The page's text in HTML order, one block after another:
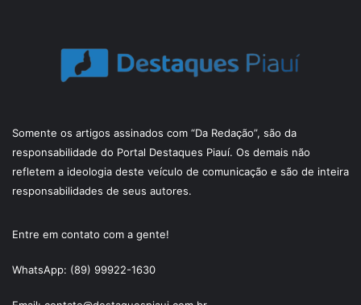
Somente os artigos assinados com “Da Redação”, são da
responsabilidade do Portal Destaques Piauí. Os demais não
refletem a ideologia deste veículo de comunicação e são de inteira
responsabilidades de seus autores.
Entre em contato com a gente!
WhatsApp: (89) 99922-1630